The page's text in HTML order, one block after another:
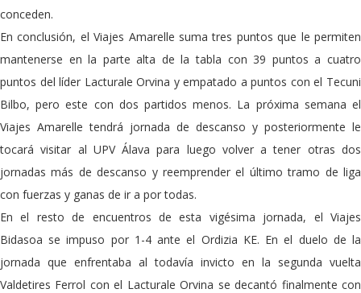
conceden.
En conclusión, el Viajes Amarelle suma tres puntos que le permiten
mantenerse en la parte alta de la tabla con 39 puntos a cuatro
puntos del líder Lacturale Orvina y empatado a puntos con el Tecuni
Bilbo, pero este con dos partidos menos. La próxima semana el
Viajes Amarelle tendrá jornada de descanso y posteriormente le
tocará visitar al UPV Álava para luego volver a tener otras dos
jornadas más de descanso y reemprender el último tramo de liga
con fuerzas y ganas de ir a por todas.
En el resto de encuentros de esta vigésima jornada, el Viajes
Bidasoa se impuso por 1-4 ante el Ordizia KE. En el duelo de la
jornada que enfrentaba al todavía invicto en la segunda vuelta
Valdetires Ferrol con el Lacturale Orvina se decantó finalmente con